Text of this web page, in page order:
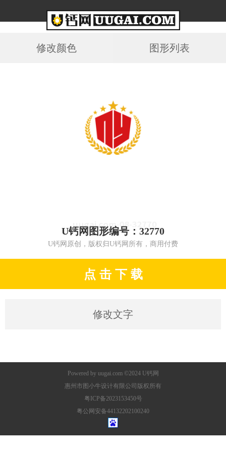
修改颜色 图形列表
U钙网图形编号：32770
U钙网原创，版权归U钙网所有，商用付费
点 击 下 载
修改文字
Powered by uugai.com©2024 U钙网
惠州市图小牛设计有限公司版权所有
粤ICP备2023153450号
粤公网安备44132202100240